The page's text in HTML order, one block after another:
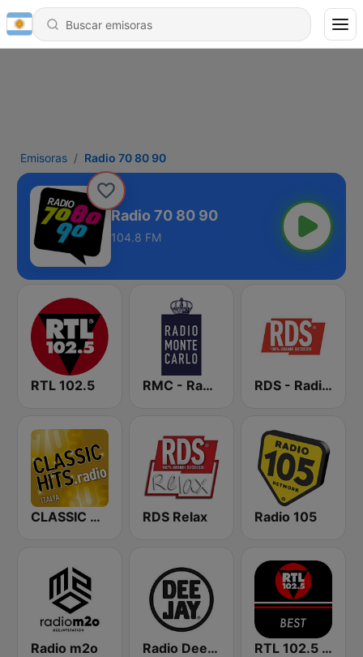
Emisoras Radio 70 80 90
Radio 70 80 90
104.8 FM
RTL 102.5 RMC - Radio Monte Carlo RDS - Radio Dimensione Suono
CLASSIC HITS anni 70 80 90 RDS Relax Radio 105
Radio m2o Radio Deejay RTL 102.5 - Best